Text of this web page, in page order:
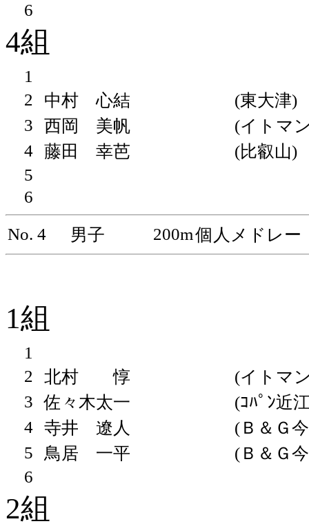
6
4組
1
2
中村 心結
(東大津)
3
西岡 美帆
(イトマ
4 藤田 幸芭
(比叡山)
5
6
No. 4
男子 200m個人メドレー
1組
1
2
北村 惇
(イトマ
3 佐々木太一
(ｺﾊﾟﾝ近
4 寺井 遼人
(Ｂ＆Ｇ
5
鳥居 一平
(Ｂ＆Ｇ
6
2組